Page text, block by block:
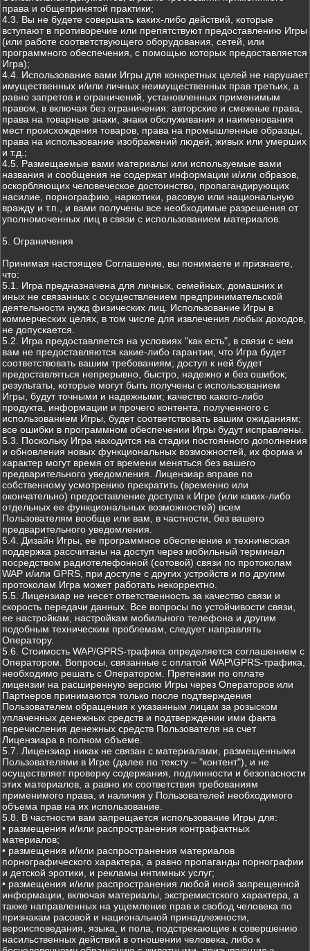
права и общепринятой практики;
4.3. Вы не будете совершать каких-либо действий, которые
вступают в противоречие или препятствуют предоставлению Игры
(или работе соответствующего оборудования, сетей, или
программного обеспечения, с помощью которых предоставляется
Игра);
4.4. Использование вами Игры для конкретных целей не нарушает
имущественных и/или личных неимущественных прав третьих, а
равно запретов и ограничений, установленных применимым
правом, в включая без ограничения: авторские и смежные права,
права на товарные знаки, знаки обслуживания и наименования
мест происхождения товаров, права на промышленные образцы,
права на использование изображений людей, живых или умерших
и т.д.;
4.5. Размещаемые вами материалы или используемые вами
названия и сообщения не содержат информации и/или образов,
оскорбляющих человеческое достоинство, пропагандирующих
насилие, порнографию, наркотики, расовую или национальную
вражду и т.п., и вами получены все необходимые разрешения от
уполномоченных лиц в связи с использованием материалов.
5. Ограничения
Принимая настоящее Соглашение, вы понимаете и признаете,
что:
5.1. Игра предназначена для личных, семейных, домашних и
иных не связанных с осуществлением предпринимательской
деятельности нужд физических лиц. Использование Игры в
коммерческих целях, в том числе для извлечения любых доходов,
не допускается.
5.2. Игра предоставляется на условиях "как есть", в связи с чем
вам не предоставляются какие-либо гарантии, что Игра будет
соответствовать вашим требованиям; доступ к ней будет
предоставляться непрерывно, быстро, надежно и без ошибок;
результаты, которые могут быть получены с использованием
Игры, будут точными и надежными; качество какого-либо
продукта, информации и прочего контента, полученного с
использованием Игры, будет соответствовать вашим ожиданиям;
все ошибки в программном обеспечении Игры будут исправлены.
5.3. Поскольку Игра находится на стадии постоянного дополнения
и обновления новых функциональных возможностей, их форма и
характер могут время от времени меняться без вашего
предварительного уведомления. Лицензиар вправе по
собственному усмотрению прекратить (временно или
окончательно) предоставление доступа к Игре (или каких-либо
отдельных ее функциональных возможностей) всем
Пользователям вообще или вам, в частности, без вашего
предварительного уведомления.
5.4. Дизайн Игры, ее программное обеспечение и техническая
поддержка рассчитаны на доступ через мобильный терминал
посредством радиотелефонной (сотовой) связи по протоколам
WAP и/или GPRS, при доступе с других устройств и по другим
протоколам Игра может работать некорректно.
5.5. Лицензиар не несет ответственность за качество связи и
скорость передачи данных. Все вопросы по устойчивости связи,
ее настройкам, настройкам мобильного телефона и другим
подобным техническим проблемам, следует направлять
Оператору.
5.6. Стоимость WAP/GPRS-трафика определяется соглашением с
Оператором. Вопросы, связанные с оплатой WAP\GPRS-трафика,
необходимо решать с Оператором. Претензии по оплате
лицензии на расширенную версию Игры через Операторов или
Партнеров принимаются только после подтверждения
Пользователем обращения к указанным лицам за розыском
уплаченных денежных средств и подтверждении ими факта
перечисления денежных средств Пользователя на счет
Лицензиара в полном объеме.
5.7. Лицензиар никак не связан с материалами, размещенными
Пользователями в Игре (далее по тексту – "контент"), и не
осуществляет проверку содержания, подлинности и безопасности
этих материалов, а равно их соответствия требованиям
применимого права, и наличия у Пользователей необходимого
объема прав на их использование.
5.8. В частности вам запрещается использование Игры для:
• размещения и/или распространения контрафактных
материалов;
• размещения и/или распространения материалов
порнографического характера, а равно пропаганды порнографии
и детской эротики, и рекламы интимных услуг;
• размещения и/или распространения любой иной запрещенной
информации, включая материалы, экстремистского характера, а
также направленных на ущемление прав и свобод человека по
признакам расовой и национальной принадлежности,
вероисповедания, языка, и пола, подстрекающие к совершению
насильственных действий в отношении человека, либо к